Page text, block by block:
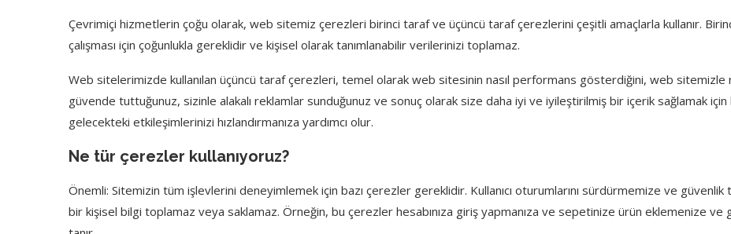
Çevrimiçi hizmetlerin çoğu olarak, web sitemiz çerezleri birinci taraf ve üçüncü taraf çerezlerini çeşitli amaçlarla kullanır.
çalışması için çoğunlukla gereklidir ve kişisel olarak tanımlanabilir verilerinizi toplamaz.
Web sitelerimizde kullanılan üçüncü taraf çerezleri, temel olarak web sitesinin nasıl performans gösterdiğini, web sitemizle
güvende tuttuğunuz, sizinle alakalı reklamlar sunduğunuz ve sonuç olarak size daha iyi ve iyileştirilmiş bir içerik sağlamak için
gelecekteki etkileşimlerinizi hızlandırmanıza yardımcı olur.
Ne tür çerezler kullanıyoruz?
Önemli: Sitemizin tüm işlevlerini deneyimlemek için bazı çerezler gereklidir. Kullanıcı oturumlarını sürdürmemize ve
bir kişisel bilgi toplamaz veya saklamaz. Örneğin, bu çerezler hesabınıza giriş yapmanıza ve sepetinize ürün eklemenize ve